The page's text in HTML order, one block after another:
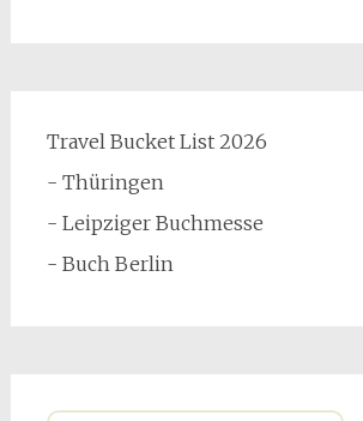
Travel Bucket List 2026
- Thüringen
- Leipziger Buchmesse
- Buch Berlin